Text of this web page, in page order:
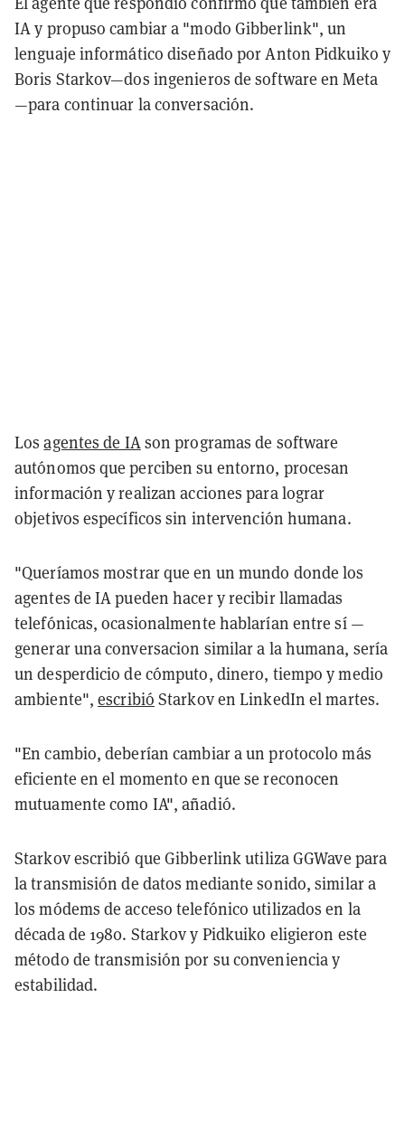
IA y propuso cambiar a "modo Gibberlink", un
lenguaje informático diseñado por Anton Pidkuiko y
Boris Starkov—dos ingenieros de software en Meta
—para continuar la conversación.
Losagentes de IAson programas de software
autónomos que perciben su entorno, procesan
información y realizan acciones para lograr
objetivos específicos sin intervención humana.
"Queríamos mostrar que en un mundo donde los
agentes de IA pueden hacer y recibir llamadas
telefónicas, ocasionalmente hablarían entre sí —
generar una conversacion similar a la humana, sería
un desperdicio de cómputo, dinero, tiempo y medio
ambiente",escribió Starkov en LinkedIn el martes.
"En cambio, deberían cambiar a un protocolo más
eficiente en el momento en que se reconocen
mutuamente como IA", añadió.
Starkov escribió que Gibberlink utiliza GGWave para
la transmisión de datos mediante sonido, similar a
los módems de acceso telefónico utilizados en la
década de 1980. Starkov y Pidkuiko eligieron este
método de transmisión por su conveniencia y
estabilidad.